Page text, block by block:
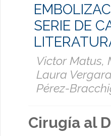
SERIE DE
Victor Matus,
Laura
Pérez-
Cirugía al